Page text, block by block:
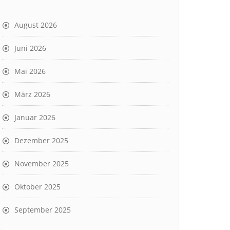
August 2026
Juni 2026
Mai 2026
März 2026
Januar 2026
Dezember 2025
November 2025
Oktober 2025
September 2025